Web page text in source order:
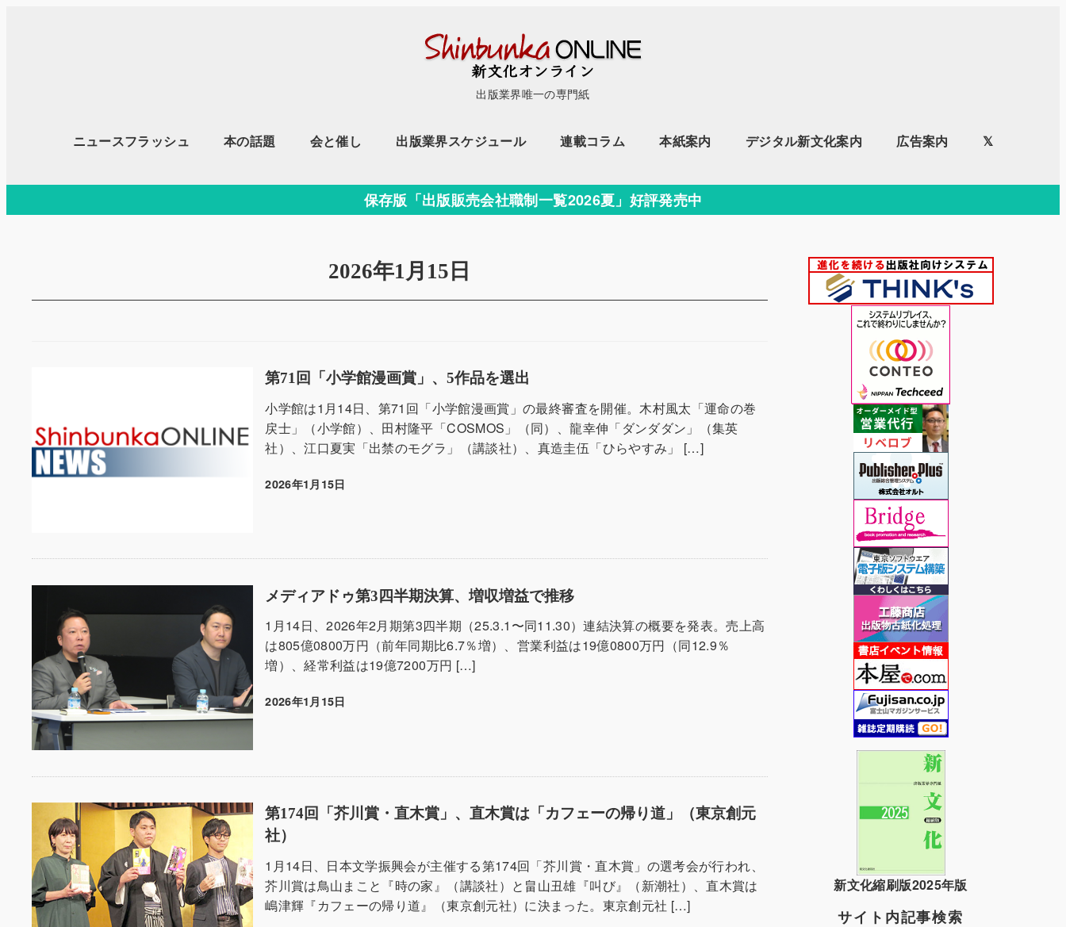
移
出版業界唯一の専門紙
ニュースフラッシュ 本の話題 会と催し 出版業界スケジュール 連載コラム 本紙案内 デジタル新文化案内 広告案内 𝕏
保存版「出版販売会社職制一覧2026夏」好評発売中
2026年1月15日
第71回「小学館漫画賞」、5作品を選出
小学館は1月14日、第71回「小学館漫画賞」の最終審査を開催。木村風太「運命の巻
戻士」（小学館）、田村隆平「COSMOS」（同）、龍幸伸「ダンダダン」（集英
社）、江口夏実「出禁のモグラ」（講談社）、真造圭伍「ひらやすみ」 […]
投稿日
2026年1月15日
メディアドゥ第3四半期決算、増収増益で推移
1月14日、2026年2月期第3四半期（25.3.1〜同11.30）連結決算の概要を発表。売上高
は805億0800万円（前年同期比6.7％増）、営業利益は19億0800万円（同12.9％
増）、経常利益は19億7200万円 […]
投稿日
2026年1月15日
第174回「芥川賞・直木賞」、直木賞は「カフェーの帰り道」（東京創元
社）
1月14日、日本文学振興会が主催する第174回「芥川賞・直木賞」の選考会が行われ、
芥川賞は鳥山まこと『時の家』（講談社）と畠山丑雄『叫び』（新潮社）、直木賞は
嶋津輝『カフェーの帰り道』（東京創元社）に決まった。東京創元社 […]
新文化縮刷版2025年版
サイト内記事検索